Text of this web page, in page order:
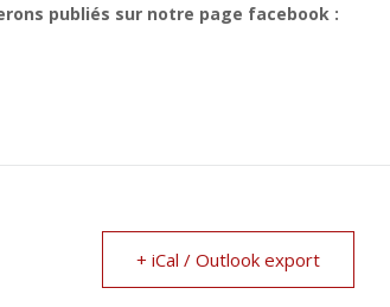
publiés sur notre page facebook :
+ iCal / Outlook export